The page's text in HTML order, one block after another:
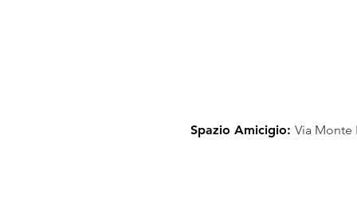
Spazio Amicigio: Via Monte